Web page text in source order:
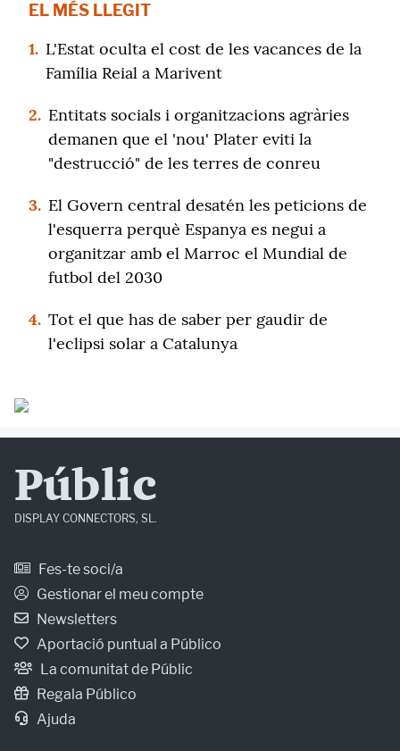
EL MÉS LLEGIT
1. L'Estat oculta el cost de les vacances de la
Família Reial a Marivent
2. Entitats socials i organitzacions agràries
demanen que el 'nou' Plater eviti la
"destrucció" de les terres de conreu
3. El Govern central desatén les peticions de
l'esquerra perquè Espanya es negui a
organitzar amb el Marroc el Mundial de
futbol del 2030
4. Tot el que has de saber per gaudir de
l'eclipsi solar a Catalunya
Públic
DISPLAY CONNECTORS, SL.
Fes-te soci/a
Gestionar el meu compte
Newsletters
Aportació puntual a Público
La comunitat de Públic
Regala Público
Ajuda